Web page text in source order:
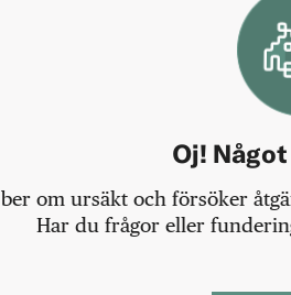
Oj!
om ursäkt och försöker
Har du frågor eller